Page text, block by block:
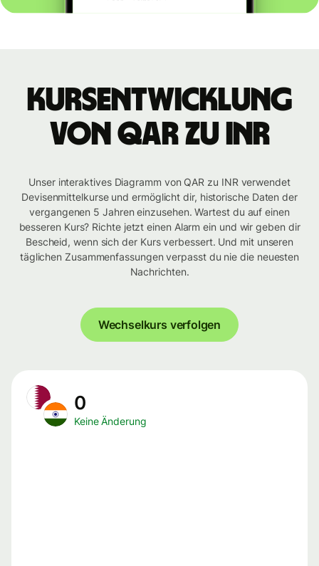
Kursentwicklung
von QAR zu INR
Unser interaktives Diagramm von QAR zu INR verwendet
Devisenmittelkurse und ermöglicht dir, historische Daten der
vergangenen 5 Jahren einzusehen. Wartest du auf einen
besseren Kurs? Richte jetzt einen Alarm ein und wir geben dir
Bescheid, wenn sich der Kurs verbessert. Und mit unseren
täglichen Zusammenfassungen verpasst du nie die neuesten
Nachrichten.
Wechselkurs verfolgen
0
Keine Änderung